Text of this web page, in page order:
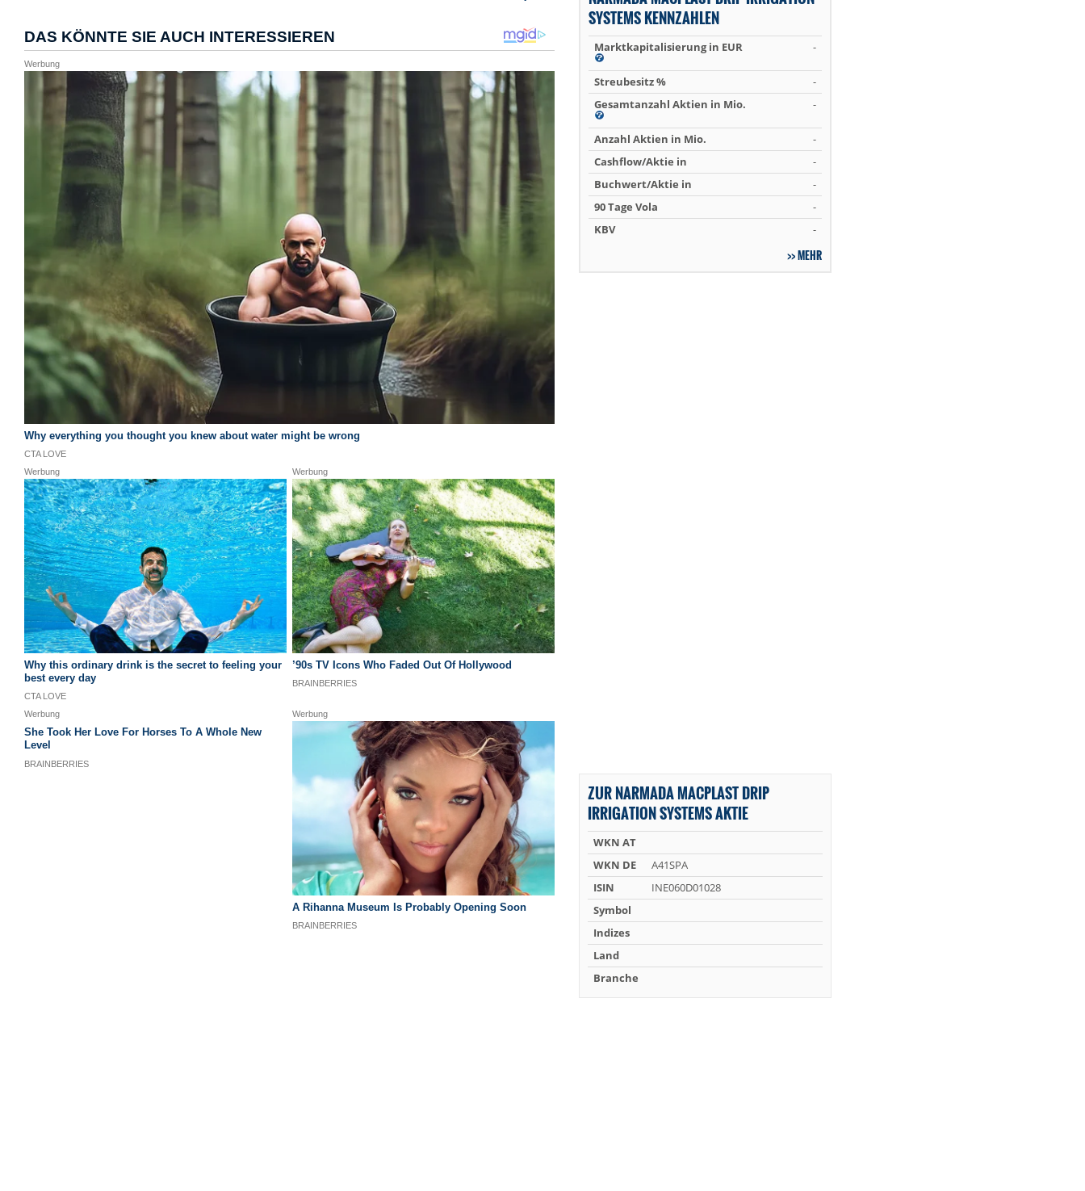
SYSTEMS KENNZAHLEN
Marktkapitalisierung in EUR -
Streubesitz %
-
Gesamtanzahl Aktien in Mio.
-
Anzahl Aktien in Mio.
-
Cashflow/Aktie in
-
Buchwert/Aktie in
-
90 Tage Vola
-
KBV
-
MEHR
ZUR NARMADA MACPLAST DRIP
IRRIGATION SYSTEMS AKTIE
WKN AT
WKN DE
A41SPA
ISIN
INE060D01028
Symbol
Indizes
Land
Branche